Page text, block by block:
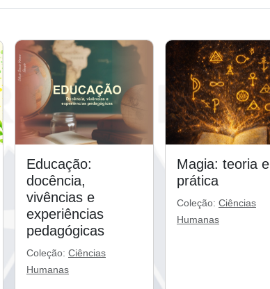
Educação:
docência,
vivências e
experiências
pedagógicas
Coleção: Ciências
Humanas
Magia: teoria e
prática
Coleção: Ciências
Humanas